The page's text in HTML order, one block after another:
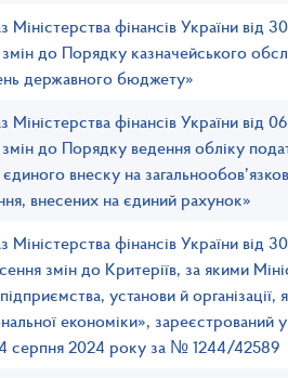
Міністерства фінансів України
до Порядку казначейського
державного бюджету»
Міністерства фінансів України
до Порядку ведення обліку
єдиного внеску на
внесених на єдиний рахунок»
Міністерства фінансів України
змін до Критеріїв, за якими
установи й
економіки», зареєстрований
серпня 2024 року за № 1244/42589